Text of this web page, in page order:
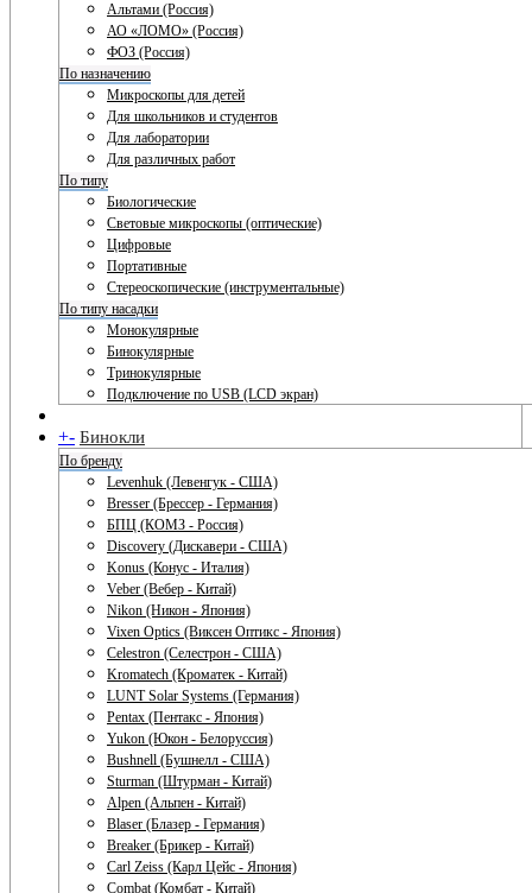
Альтами (Россия)
АО «ЛОМО» (Россия)
ФОЗ (Россия)
По назначению
Микроскопы для детей
Для школьников и студентов
Для лаборатории
Для различных работ
По типу
Биологические
Световые микроскопы (оптические)
Цифровые
Портативные
Стереоскопические (инструментальные)
По типу насадки
Монокулярные
Бинокулярные
Тринокулярные
Подключение по USB (LCD экран)
+- Бинокли
По бренду
Levenhuk (Левенгук - США)
Bresser (Брессер - Германия)
БПЦ (КОМЗ - Россия)
Discovery (Дискавери - США)
Konus (Конус - Италия)
Veber (Вебер - Китай)
Nikon (Никон - Япония)
Vixen Optics (Виксен Оптикс - Япония)
Celestron (Селестрон - США)
Kromatech (Кроматек - Китай)
LUNT Solar Systems (Германия)
Pentax (Пентакс - Япония)
Yukon (Юкон - Белоруссия)
Bushnell (Бушнелл - США)
Sturman (Штурман - Китай)
Alpen (Альпен - Китай)
Blaser (Блазер - Германия)
Breaker (Брикер - Китай)
Carl Zeiss (Карл Цейс - Япония)
Combat (Комбат - Китай)